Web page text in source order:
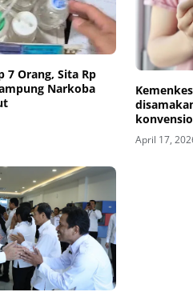
7 Orang, Sita Rp
Narkoba
April 17,